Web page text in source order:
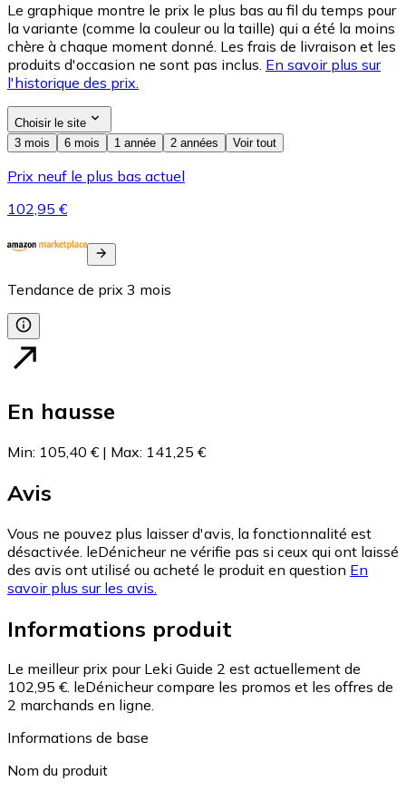
Le graphique montre le prix le plus bas au fil du temps pour
la variante (comme la couleur ou la taille) qui a été la moins
chère à chaque moment donné. Les frais de livraison et les
produits d'occasion ne sont pas inclus. En savoir plus sur
l'historique des prix.
Choisir le site
3 mois
6 mois 1 année 2 années Voir tout
Prix neuf le plus bas actuel
102,95 €
Tendance de prix 3 mois
En hausse
Min: 105,40 € | Max: 141,25 €
Avis
Vous ne pouvez plus laisser d'avis, la fonctionnalité est
désactivée. leDénicheur ne vérifie pas si ceux qui ont laissé
des avis ont utilisé ou acheté le produit en question En
savoir plus sur les avis.
Informations produit
Le meilleur prix pour Leki Guide 2 est actuellement de
102,95 €. leDénicheur compare les promos et les offres de
2 marchands en ligne.
Informations de base
Nom du produit